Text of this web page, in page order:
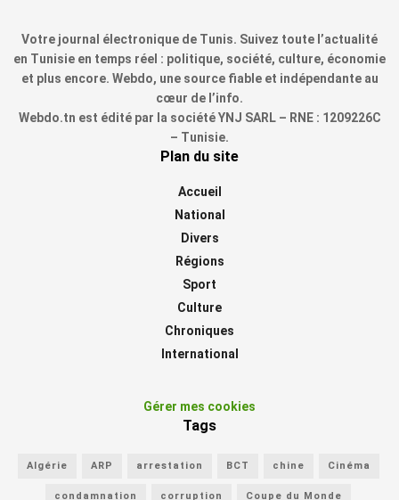
Votre journal électronique de Tunis. Suivez toute l’actualité
en Tunisie en temps réel : politique, société, culture, économie
et plus encore. Webdo, une source fiable et indépendante au
cœur de l’info.
Webdo.tn est édité par la société YNJ SARL – RNE : 1209226C
– Tunisie.
Plan du site
Accueil
National
Divers
Régions
Sport
Culture
Chroniques
International
Gérer mes cookies
Tags
Algérie ARP arrestation BCT chine Cinéma
condamnation corruption Coupe du Monde